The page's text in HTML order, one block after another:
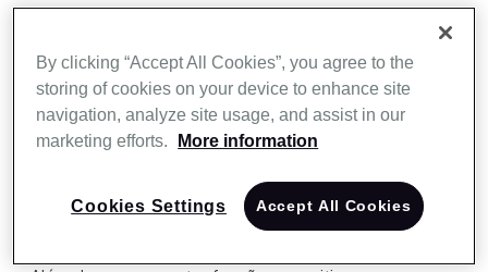
de dormir ou por episódios involuntários de sono. É
importante diferenciá-la da fadiga, que está mais
relacionada à exaustão física. Em crianças, a sonolência
desatenção, labilidade emocional, hiperatividade ou
queda no rendimento escolar.
By clicking “Accept All Cookies”, you agree to the
storing of cookies on your device to enhance site
navigation, analyze site usage, and assist in our
marketing efforts.
More information
Cookies Settings Accept All Cookies